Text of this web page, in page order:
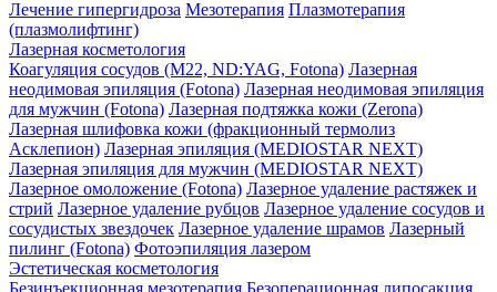
Лечение гипергидроза Мезотерапия Плазмотерапия
(плазмолифтинг)
Лазерная косметология
Коагуляция сосудов (М22, ND:YAG, Fotona) Лазерная
неодимовая эпиляция (Fotona) Лазерная неодимовая эпиляция
для мужчин (Fotona) Лазерная подтяжка кожи (Zerona)
Лазерная шлифовка кожи (фракционный термолиз
Асклепион) Лазерная эпиляция (MEDIOSTAR NEXT)
Лазерная эпиляция для мужчин (MEDIOSTAR NEXT)
Лазерное омоложение (Fotona) Лазерное удаление растяжек и
стрий Лазерное удаление рубцов Лазерное удаление сосудов и
сосудистых звездочек Лазерное удаление шрамов Лазерный
пилинг (Fotona) Фотоэпиляция лазером
Эстетическая косметология
Безинъекционная мезотерапия Безоперационная липосакция